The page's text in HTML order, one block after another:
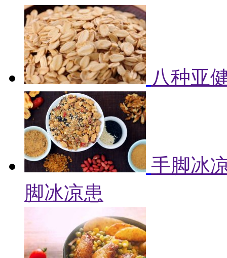
八种亚
手脚冰
脚冰凉患